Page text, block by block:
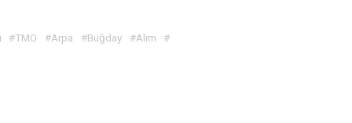
#TMO #Arpa #Buğday #Alım #